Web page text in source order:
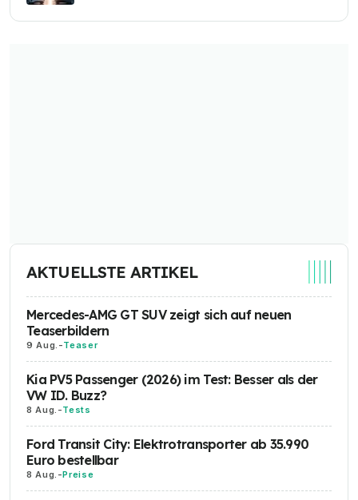
AKTUELLSTE ARTIKEL
Mercedes-AMG GT SUV zeigt sich auf neuen
Teaserbildern
9 Aug. -Teaser
Kia PV5 Passenger (2026) im Test: Besser als der
VW ID. Buzz?
8 Aug. -Tests
Ford Transit City: Elektrotransporter ab 35.990
Euro bestellbar
8 Aug. -Preise